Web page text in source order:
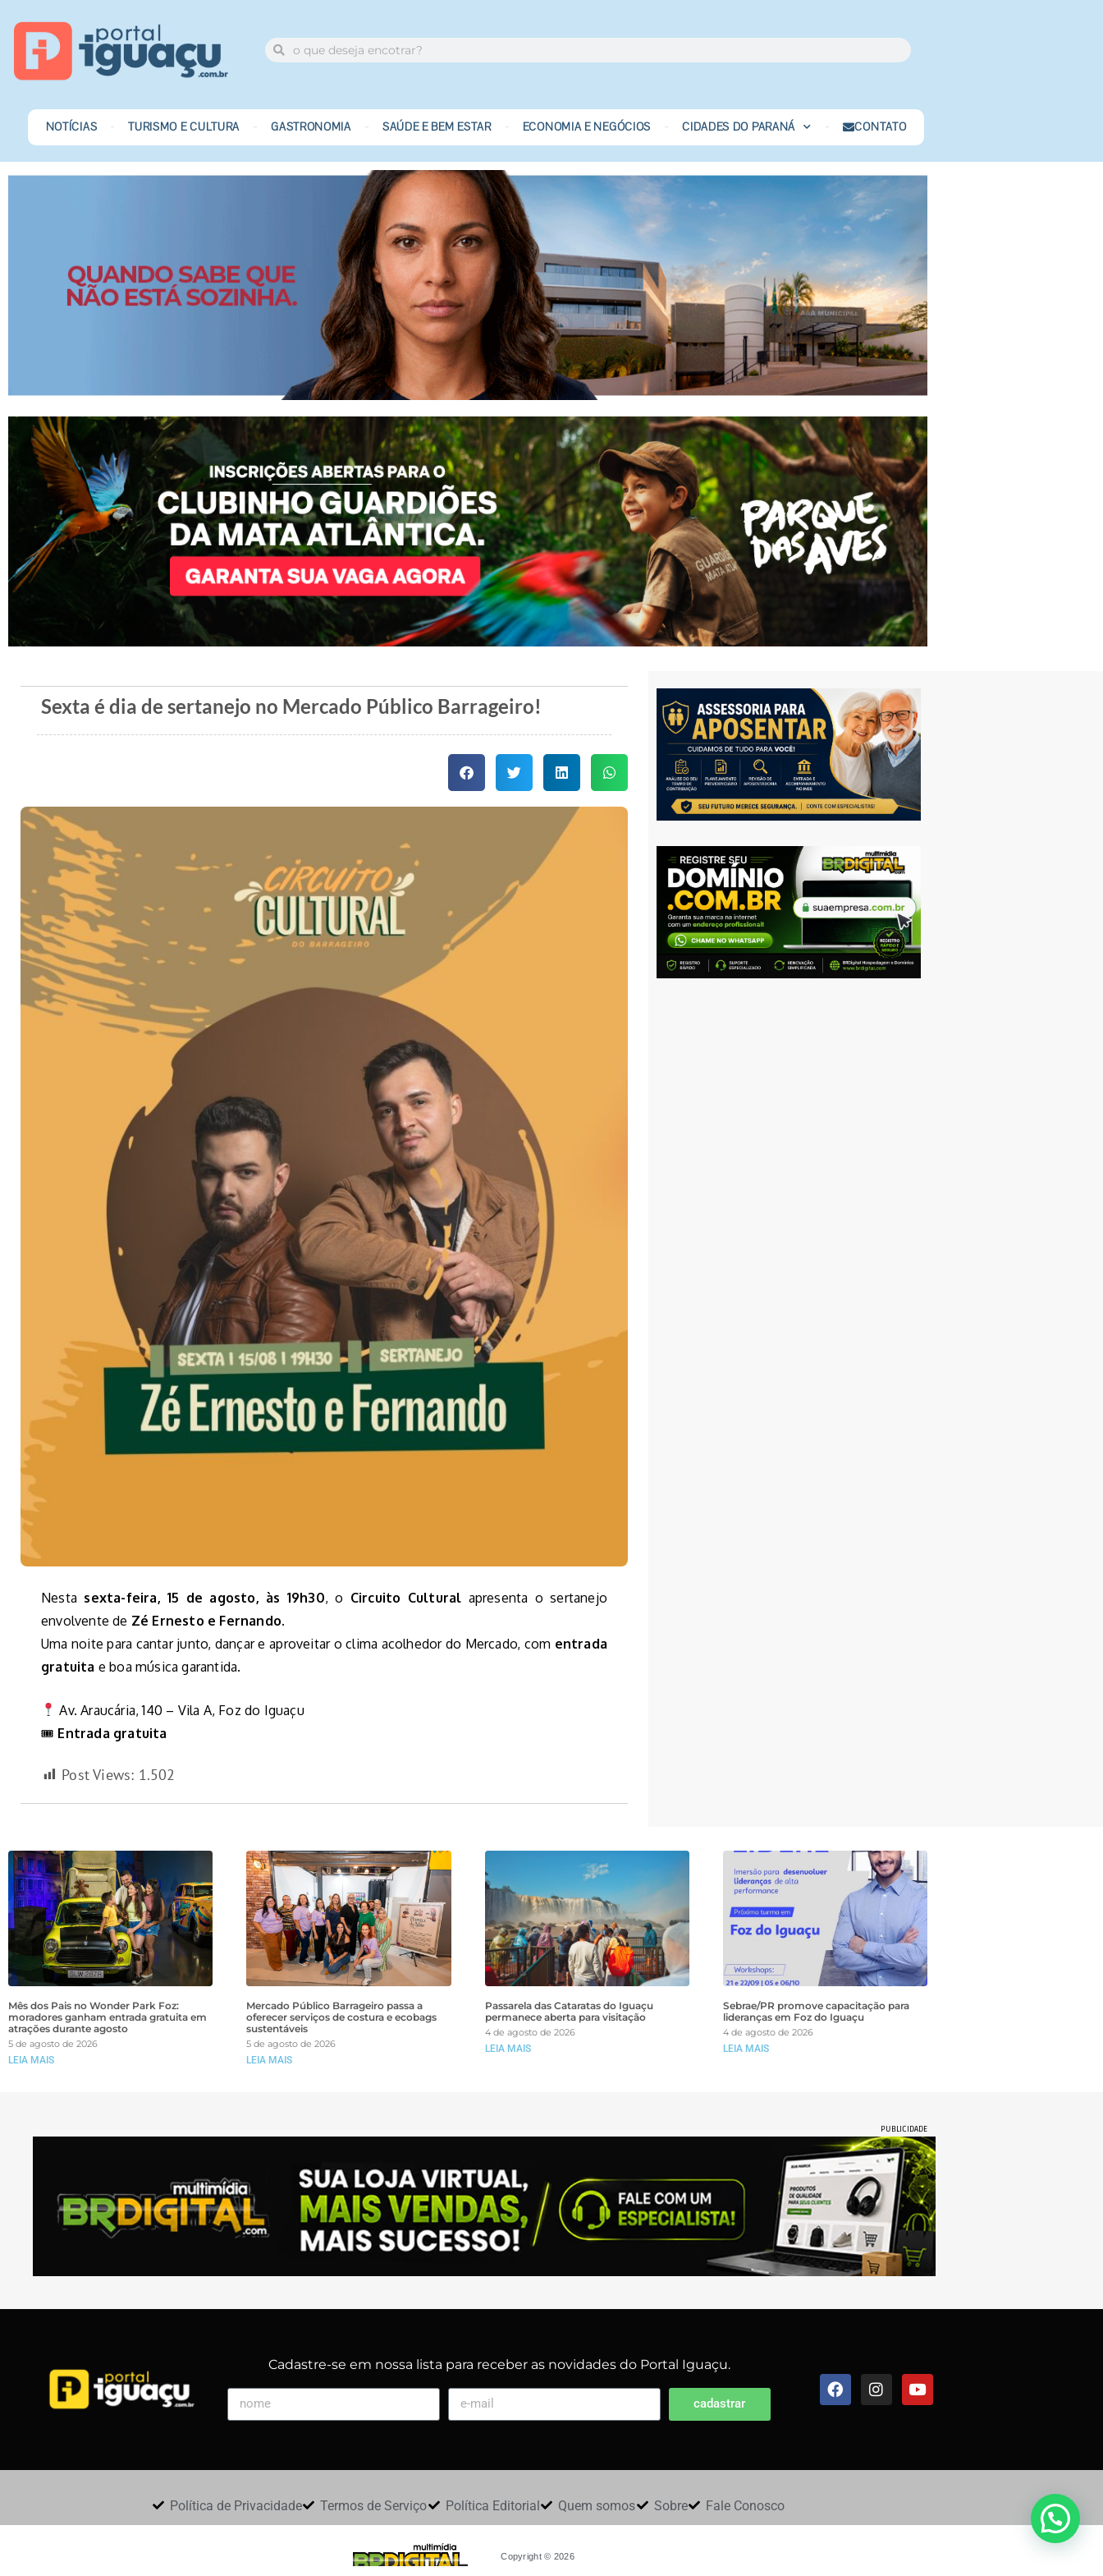
NOTÍCIAS TURISMO E CULTURA GASTRONOMIA SAÚDE E BEM ESTAR ECONOMIA E NEGÓCIOS CIDADES DO PARANÁ CONTATO
Sexta é dia de sertanejo no Mercado Público Barrageiro!
Nesta sexta-feira, 15 de agosto, às 19h30, o Circuito Cultural apresenta o sertanejo
envolvente de Zé Ernesto e Fernando.
Uma noite para cantar junto, dançar e aproveitar o clima acolhedor do Mercado, com entrada
gratuita e boa música garantida.
Av. Araucária, 140 – Vila A, Foz do Iguaçu
🎟 Entrada gratuita
Post Views: 1.502
Mês dos Pais no Wonder Park Foz:
moradores ganham entrada gratuita em
atrações durante agosto
5 de agosto de 2026
LEIA MAIS
Mercado Público Barrageiro passa a
oferecer serviços de costura e ecobags
sustentáveis
5 de agosto de 2026
LEIA MAIS
Passarela das Cataratas do Iguaçu
permanece aberta para visitação
4 de agosto de 2026
LEIA MAIS
Sebrae/PR promove capacitação para
lideranças em Foz do Iguaçu
4 de agosto de 2026
LEIA MAIS
PUBLICIDADE
Cadastre-se em nossa lista para receber as novidades do Portal Iguaçu.
cadastrar
Política de Privacidade Termos de Serviço Política Editorial Quem somos Sobre Fale Conosco
Copyright © 2026